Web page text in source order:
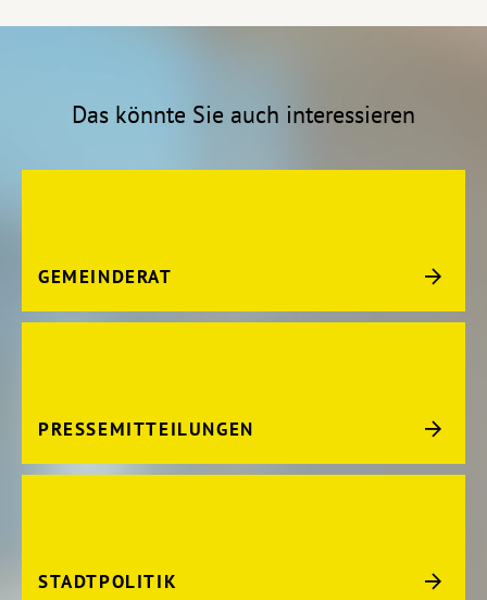
Das könnte Sie auch interessieren
GEMEINDERAT
PRESSEMITTEILUNGEN
STADTPOLITIK